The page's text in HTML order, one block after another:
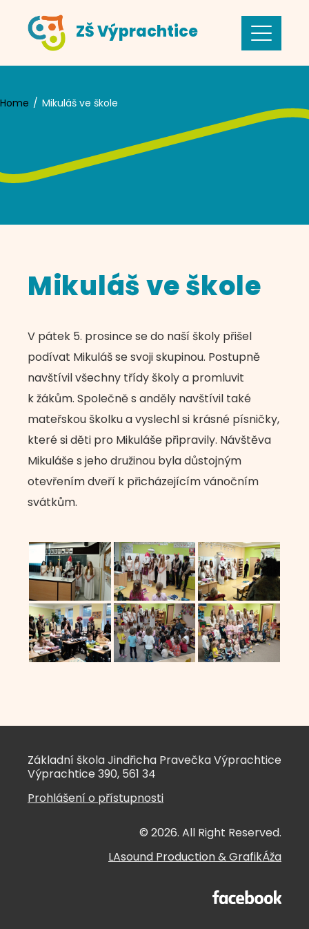
content
ZŠ Výprachtice
Home Mikuláš ve škole
Mikuláš ve škole
V pátek 5. prosince se do naší školy přišel
podívat Mikuláš se svoji skupinou. Postupně
navštívil všechny třídy školy a promluvit
k žákům. Společně s anděly navštívil také
mateřskou školku a vyslechl si krásné písničky,
které si děti pro Mikuláše připravily. Návštěva
Mikuláše s jeho družinou byla důstojným
otevřením dveří k přicházejícím vánočním
svátkům.
Základní škola Jindřicha Pravečka Výprachtice
Výprachtice 390, 561 34
Prohlášení o přístupnosti
© 2026. All Right Reserved.
LAsound Production&GrafikÁža